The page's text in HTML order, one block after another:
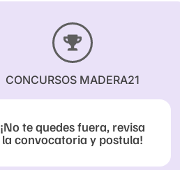
CONCURSOS MADERA21
¡No te quedes fuera, revisa
la convocatoria y postula!